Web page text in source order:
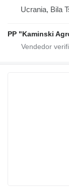
Ucrania, Bila
PP "Kaminski